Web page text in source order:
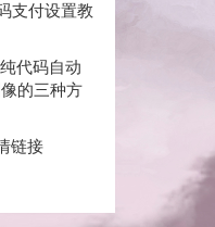
支付设置教
代码自动
的三种方
链接